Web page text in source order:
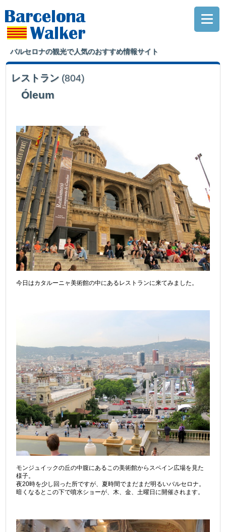
バルセロナの観光で人気のおすすめ情報サイト
レストラン (804)
Óleum
今日はカタルーニャ美術館の中にあるレストランに来てみました。
モンジュイックの丘の中腹にあるこの美術館からスペイン広場を見た
様子。
夜20時を少し回った所ですが、夏時間でまだまだ明るいバルセロナ。
暗くなるとこの下で噴水ショーが、木、金、土曜日に開催されます。